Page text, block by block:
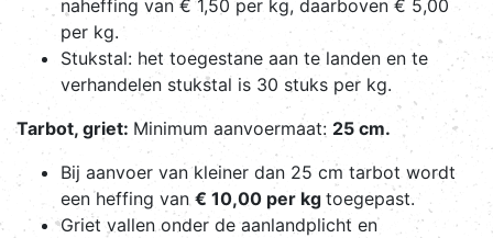
naheffing van € 1,50 per kg, daarboven € 5,00
per kg.
Stukstal: het toegestane aan te landen en te
verhandelen stukstal is 30 stuks per kg.
Tarbot, griet: Minimum aanvoermaat: 25 cm.
Bij aanvoer van kleiner dan 25 cm tarbot wordt
een heffing van € 10,00 per kg toegepast.
Griet vallen onder de aanlandplicht en